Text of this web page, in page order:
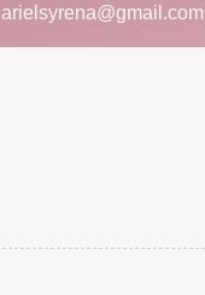
arielsyrena@gmail.com